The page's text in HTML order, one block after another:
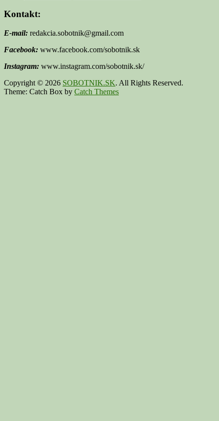
Kontakt:
E-mail: redakcia.sobotnik@gmail.com
Facebook: www.facebook.com/sobotnik.sk
Instagram: www.instagram.com/sobotnik.sk/
Copyright © 2026 SOBOTNIK.SK. All Rights Reserved.
Theme: Catch Box by Catch Themes